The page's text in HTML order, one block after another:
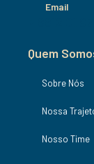
Email
Quem
Sobre Nós
Nossa
Nosso Time